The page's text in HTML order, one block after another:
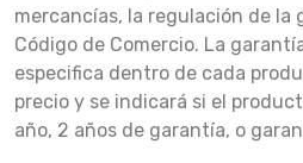
mercancías, la regulación de la
Código de Comercio. La
especifica dentro de cada
precio y se indicará si el
año, 2 años de garantía, o